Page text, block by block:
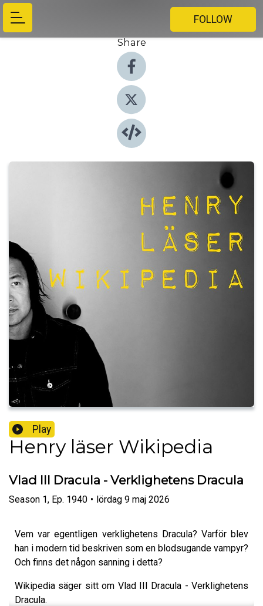
FOLLOW
Share
Play
Henry läser Wikipedia
Vlad III Dracula - Verklighetens Dracula
Season 1, Ep. 1940 • lördag 9 maj 2026
Vem var egentligen verklighetens Dracula? Varför blev
han i modern tid beskriven som en blodsugande vampyr?
Och finns det någon sanning i detta?
Wikipedia säger sitt om Vlad III Dracula - Verklighetens
Dracula.